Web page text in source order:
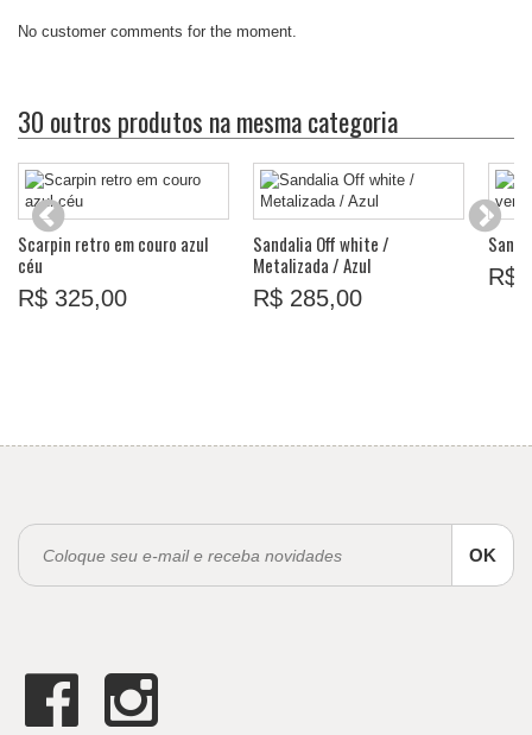
No customer comments for the moment.
30 outros produtos na mesma categoria
Scarpin retro em couro azul
céu
R$ 325,00
Sandalia Off white /
Metalizada / Azul
R$ 285,00
R$
OK